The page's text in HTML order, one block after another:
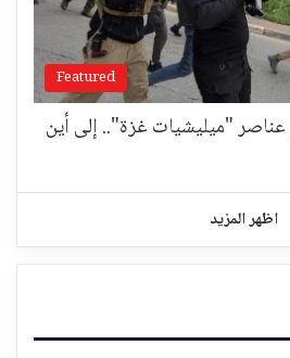
Featured
"ميليشيات غزة".. إلى أين
اظهر المزيد